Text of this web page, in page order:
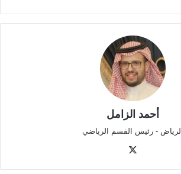
أحمد الزامل
الرياض - رئيس القسم الرياضي